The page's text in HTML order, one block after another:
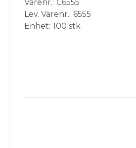
Varenr. C6555
Lev. Varenr. 6555
Enhet 100 stk
.
.